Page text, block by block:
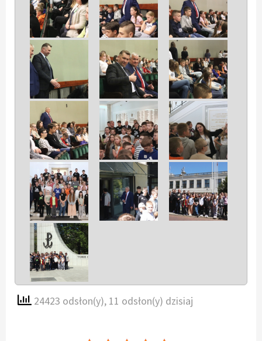
24423 odsłon(y), 11 odsłon(y) dzisiaj